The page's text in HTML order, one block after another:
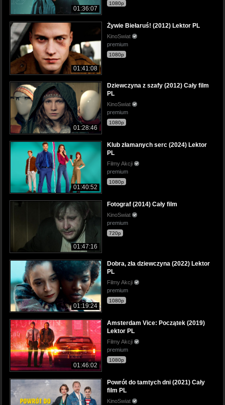
01:36:07
1080p
01:41:08
Żywie Biełaruś! (2012) Lektor PL
KinoSwiat
premium
1080p
01:28:46
Dziewczyna z szafy (2012) Cały film
PL
KinoSwiat
premium
1080p
01:40:52
Klub złamanych serc (2024) Lektor
PL
Filmy Akcji
premium
1080p
01:47:16
Fotograf (2014) Cały film
KinoSwiat
premium
720p
01:19:24
Dobra, zła dziewczyna (2022) Lektor
PL
Filmy Akcji
premium
1080p
01:46:02
Amsterdam Vice: Początek (2019)
Lektor PL
Filmy Akcji
premium
1080p
Powrót do tamtych dni (2021) Cały
film PL
KinoSwiat